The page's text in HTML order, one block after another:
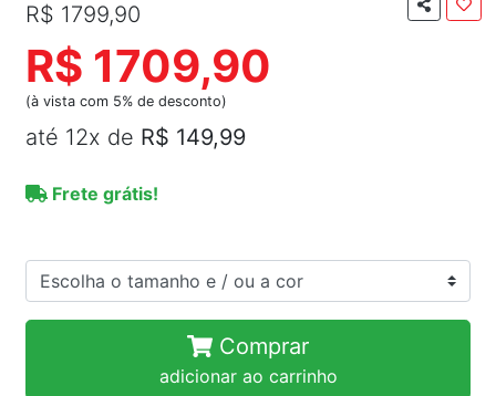
R$ 1799,90
R$ 1709,90
(à vista com 5% de desconto)
até 12x de R$ 149,99
Frete grátis!
Comprar
adicionar ao carrinho